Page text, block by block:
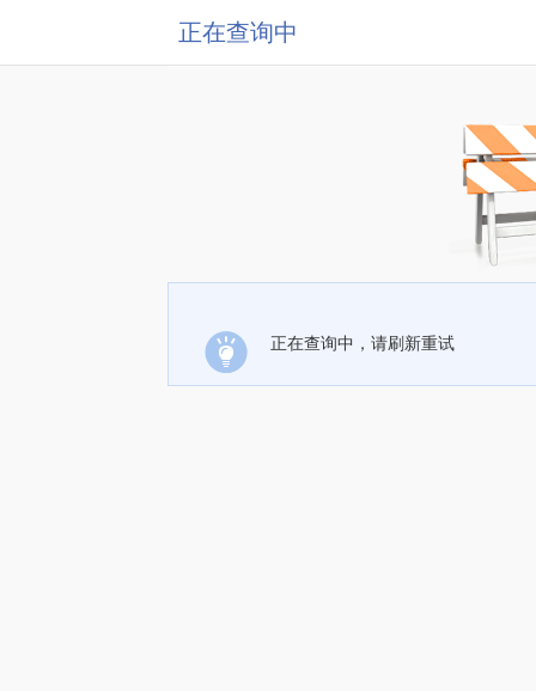
正在查询中
正在查询中，请刷新重试